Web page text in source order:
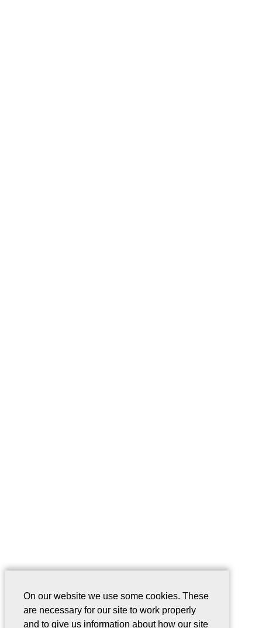
On our website we use some cookies. These
are necessary for our site to work properly
and to give us information about how our site